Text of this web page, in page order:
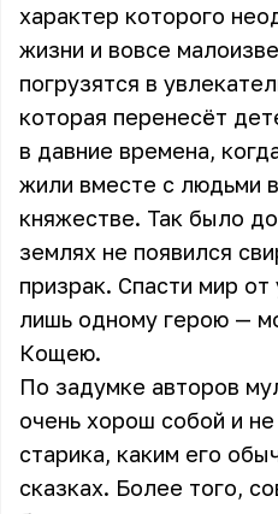
характер которого
жизни и вовсе
погрузятся в
которая перенесёт
в давние времена,
жили вместе с людьми
княжестве. Так было
землях не появился
призрак. Спасти мир
лишь одному герою —
Кощею.
По задумке авторов
очень хорош собой и
старика, каким его
сказках. Более того,